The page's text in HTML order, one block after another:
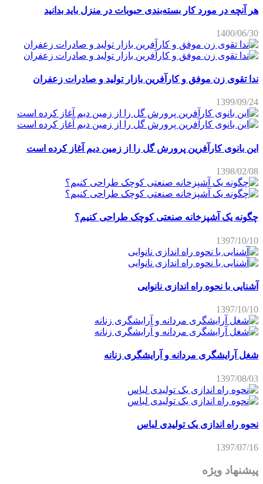
هر آنچه در مورد کار بسته‌بندی حبوبات در منزل باید بدانید
1400/06/30
ندا تقوی زن موفق و کارآفرین بازار تولید و صادرات زعفران
1399/09/24
این بانوی کارآفرین پرورش گل را از زمین دیم آغاز کرده است
1398/02/08
چگونه یک آشپزخانه صنعتی کوچک طراحی کنیم؟
1397/10/10
آشنایی با نحوه راه اندازی نانوایی
1397/10/10
شغل آرایشگری مردانه و آرایشگری زنانه
1397/08/03
نحوه راه اندازی یک تولیدی لباس
1397/07/16
پیشنهاد ویژه